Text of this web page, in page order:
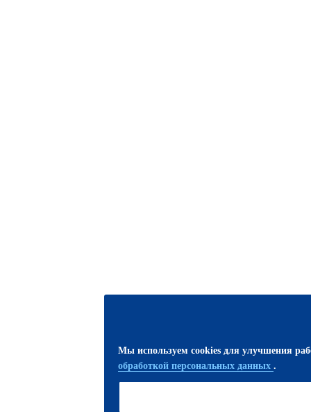
Мы используем cookies для улучшения
обработкой персональных данных .